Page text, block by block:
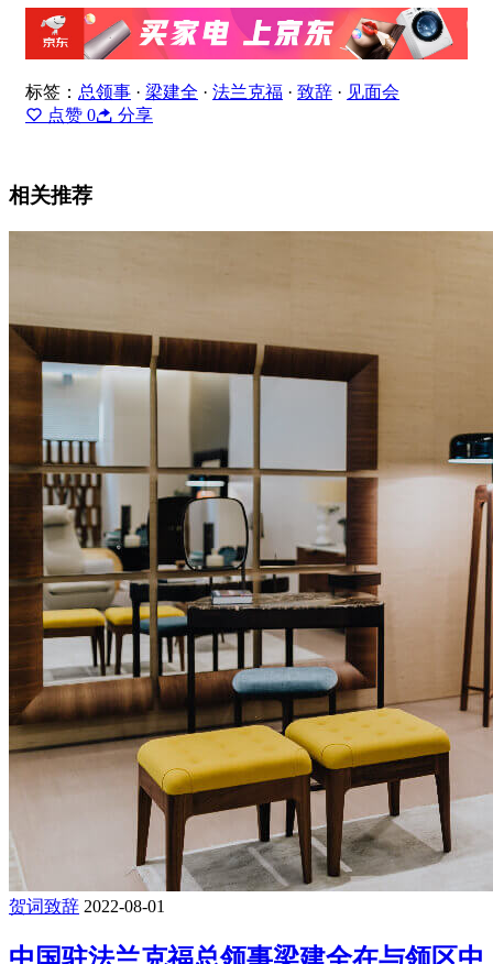
标签： 总领事 · 梁建全 · 法兰克福 · 致辞 · 见面会
点赞 0 分享
相关推荐
贺词致辞 2022-08-01
中国驻法兰克福总领事梁建全在与领区中